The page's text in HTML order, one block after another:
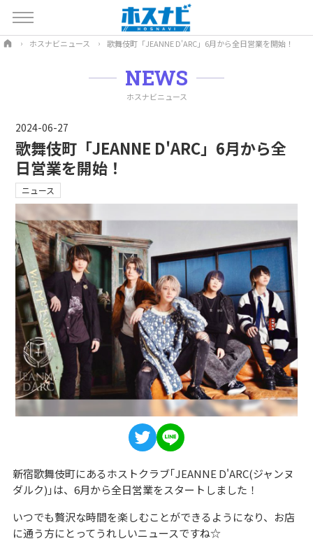
ホスナビニュース 歌舞伎町「JEANNE D'ARC」6月から全日営業を開始！
NEWS
ホスナビニュース
2024-06-27
歌舞伎町「JEANNE D'ARC」6月から全
日営業を開始！
ニュース
新宿歌舞伎町にあるホストクラブ｢JEANNE D'ARC(ジャンヌ
ダルク)｣は、6月から全日営業をスタートしました！
いつでも贅沢な時間を楽しむことができるようになり、お店
に通う方にとってうれしいニュースですね☆